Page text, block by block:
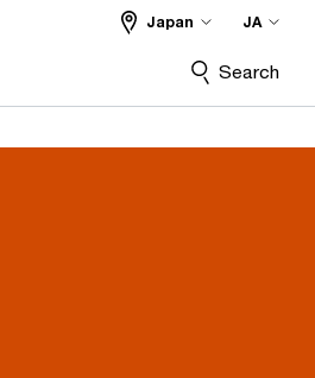
Japan JA
Search